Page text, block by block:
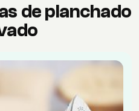
de planchado